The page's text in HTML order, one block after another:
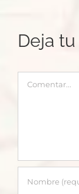
Deja
Comentar